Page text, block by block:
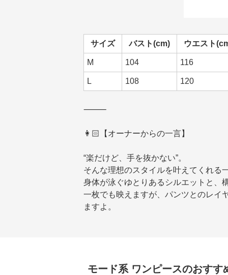
サイズ バスト(cm) ウエスト
M 104 116
L 108 120
⸻
👩🏻【オーナーからの一言】
“楽だけど、手を抜かない”。
そんな理想のスタイルを叶えてくれる
身体が泳ぐゆとりあるシルエットと、
一枚でも映えますが、パンツとのレイ
ますよ。
モード系 ワンピースのおすす